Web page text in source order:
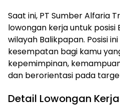
Saat ini, PT Sumber Alfaria
lowongan kerja untuk
wilayah Balikpapan. Posisi
kesempatan bagi kamu
kepemimpinan,
dan berorientasi pada
Detail Lowongan Kerja